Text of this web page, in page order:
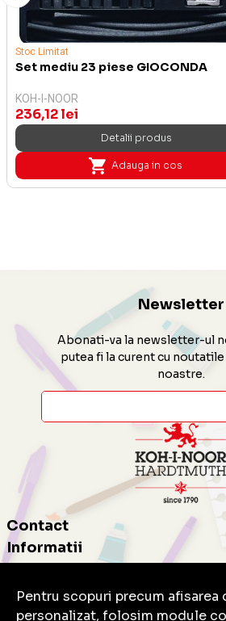
Stoc Limitat
Set mediu 23 piese GIOCONDA
KOH-I-NOOR
236,12 lei
Detalii produs
Adauga in cos
Contact
Informatii
Newsletter
Abonati-va la newsletter-ul
putea fi la curent cu
noastre.
Pentru scopuri precum
personalizat, folosim module